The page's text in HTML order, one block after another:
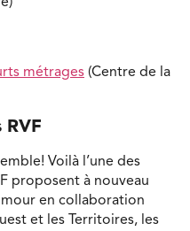
métrages (Centre de la
RVF
Voilà l’une des
proposent à nouveau
en collaboration
et les Territoires, les